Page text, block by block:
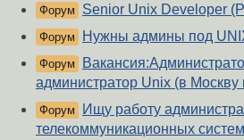
Форум Senior Unix Developer
Форум Нужны админы под
Форум
администратор Unix (в Москву
Форум
Ищу работу
телекоммуникационных систем